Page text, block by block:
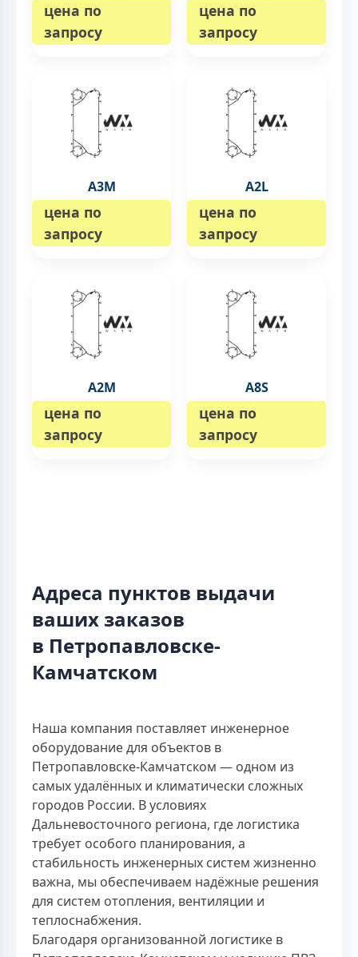
цена по
запросу
цена по
запросу
A3M
цена по
запросу
A2L
цена по
запросу
A2M
цена по
запросу
A8S
цена по
запросу
Адреса пунктов выдачи
ваших заказов
в Петропавловске-
Камчатском
Наша компания поставляет инженерное
оборудование для объектов в
Петропавловске-Камчатском — одном из
самых удалённых и климатически сложных
городов России. В условиях
Дальневосточного региона, где логистика
требует особого планирования, а
стабильность инженерных систем жизненно
важна, мы обеспечиваем надёжные решения
для систем отопления, вентиляции и
теплоснабжения.
Благодаря организованной логистике в